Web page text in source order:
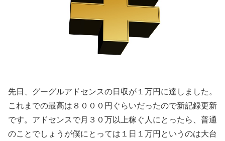
先日、グーグルアドセンスの日収が１万円に達しました。
これまでの最高は８０００円ぐらいだったので新記録更新
です。アドセンスで月３０万以上稼ぐ人にとったら、普通
のことでしょうが僕にとっては１日１万円というのは大台